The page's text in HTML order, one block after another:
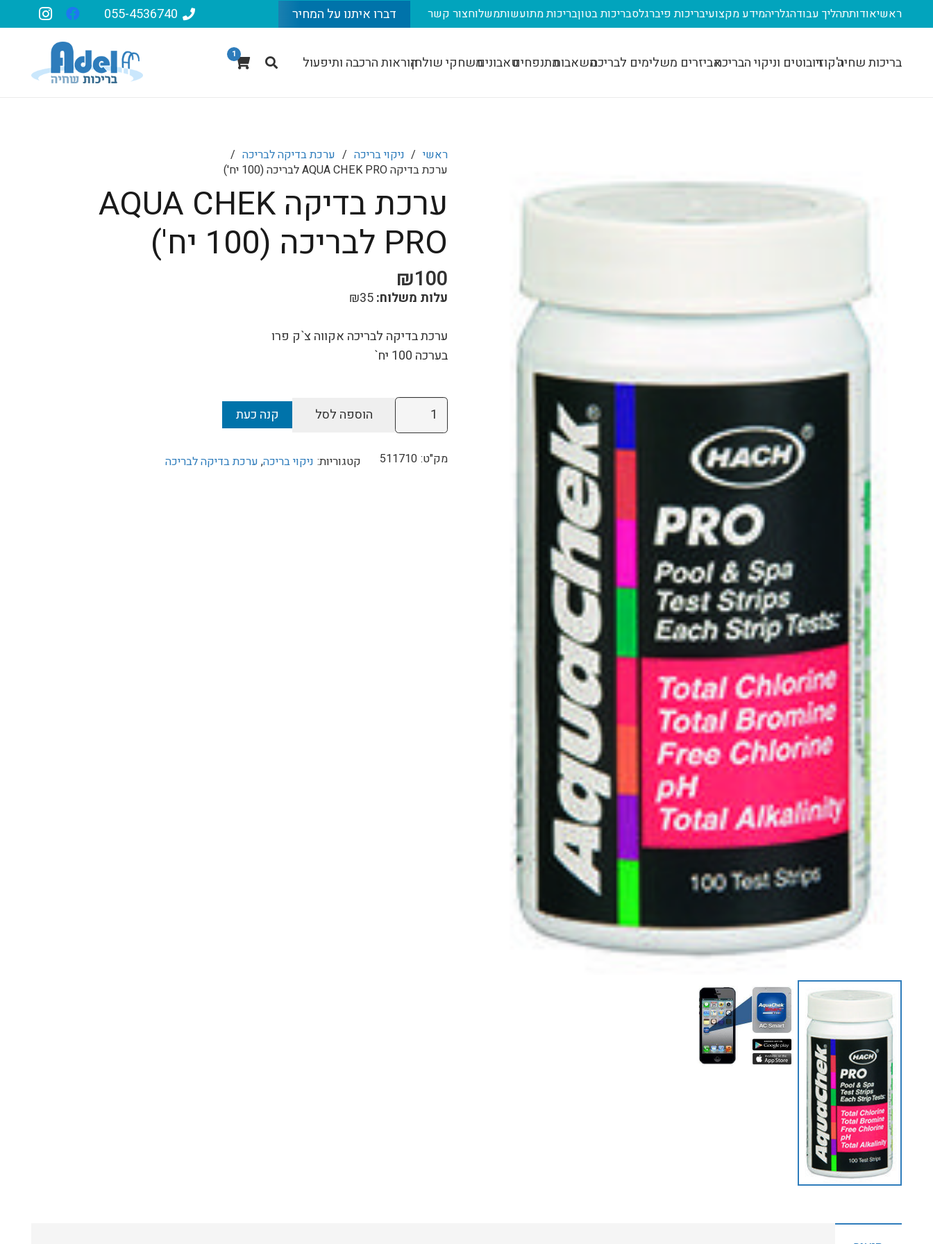
ראשיאודותתהליך עבודהגלריהמידע מקצועיבריכות פיברגלסבריכות בטוןבריכות מתועשותמשלוחצור קשר דברו איתנו על המחיר 055-4536740
בריכות שחיהג'קוזירובוטים וניקוי הבריכהאביזרים משלימים לבריכהמשאבותמתנפחיםטאבוניםמשחקי שולחןהוראות הרכבה ותיפעול 1
ראשי / ניקוי בריכה / ערכת בדיקה לבריכה /
ערכת בדיקה AQUA CHEK PRO לבריכה (100 יח')
ערכת בדיקה AQUA CHEK
PRO לבריכה (100 יח')
₪100
עלות משלוח: ₪35
ערכת בדיקה לבריכה אקווה צ`ק פרו
בערכה 100 יח`
כמות
של
בדיקה
הוספה לסל קנה כעת
מק"ט: 511710 קטגוריות: ניקוי בריכה, ערכת בדיקה לבריכה